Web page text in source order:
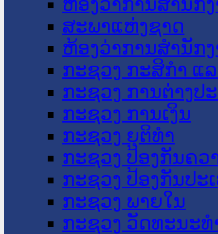
ສະພາແຫ່ງຊາດ
ຫ້ອງວ່າການສຳນັກ
ກະຊວງ ກະສິກຳ ແ
ກະຊວງ ການຕ່າງປ
ກະຊວງ ການເງິນ
ກະຊວງ ຍຸຕິທໍາ
ກະຊວງ ປ້ອງກັນຄວ
ກະຊວງ ປ້ອງກັນປະ
ກະຊວງ ພາຍໃນ
ກະຊວງ ວັດທະນະ